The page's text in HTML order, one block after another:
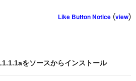
Like Button Notice (view)
をソースからインストール